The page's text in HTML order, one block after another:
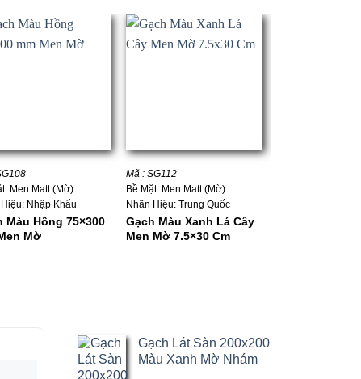
Men Matt (Mờ)
Nhập Khẩu
Màu Hồng 75×300
Mờ
Mã : SG112
Bề Mặt: Men Matt (Mờ)
Nhãn Hiệu: Trung Quốc
Gạch Màu Xanh Lá Cây
Men Mờ 7.5×30 Cm
Gạch Lát Sàn 200x200
Màu Xanh Mờ Nhám